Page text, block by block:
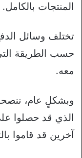
المنتجات بالكامل.
تختلف وسائل
حسب الطريقة
معه.
وبشكلٍ عام،
الذي قد حصلوا
آخرين قد قاموا